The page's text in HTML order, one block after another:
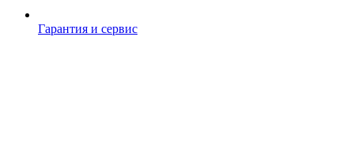
Гарантия и сервис